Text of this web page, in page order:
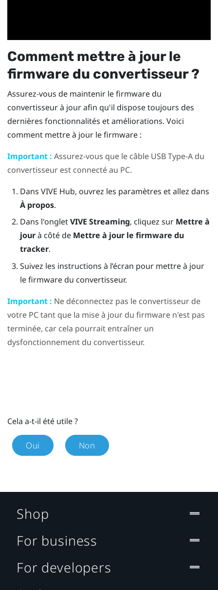
Comment mettre à jour le
firmware du convertisseur ?
Assurez-vous de maintenir le firmware du
convertisseur à jour afin qu'il dispose toujours des
dernières fonctionnalités et améliorations. Voici
comment mettre à jour le firmware :
Important : Assurez-vous que le câble USB Type-A du
convertisseur est connecté au PC.
Dans VIVE Hub, ouvrez les paramètres et allez dans
À propos.
Dans l'ongletVIVE Streaming, cliquez sur Mettre à
jourà côté de Mettre à jour le firmware du
tracker.
Suivez les instructions à l’écran pour mettre à jour
le firmware du convertisseur.
Important : Ne déconnectez pas le convertisseur de
votre PC tant que la mise à jour du firmware n'est pas
terminée, car cela pourrait entraîner un
dysfonctionnement du convertisseur.
Cela a-t-il été utile ?
Oui Non
Shop
For business
For developers